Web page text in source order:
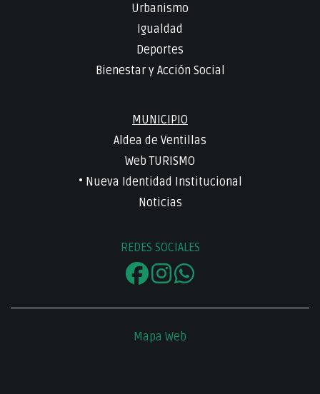
Urbanismo
Igualdad
Deportes
Bienestar y Acción Social
MUNICIPIO
Aldea de Ventillas
Web TURISMO
• Nueva Identidad Institucional
Noticias
REDES SOCIALES
Mapa Web